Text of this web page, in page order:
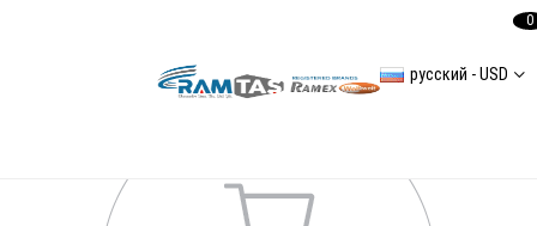
русский - USD
0